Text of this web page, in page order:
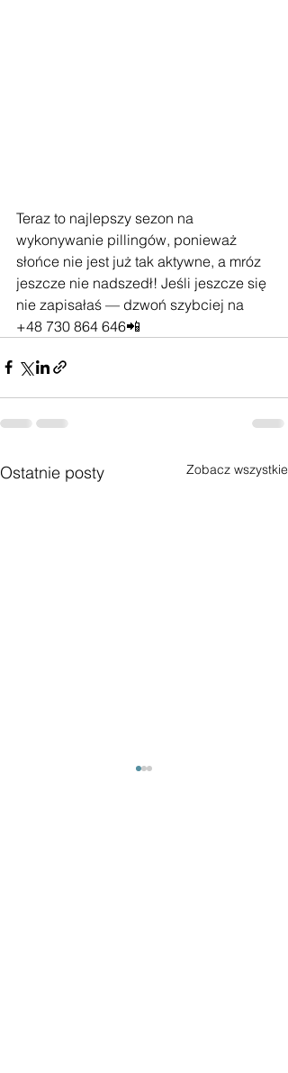
Teraz to najlepszy sezon na
wykonywanie pillingów, ponieważ
słońce nie jest już tak aktywne, a mróz
jeszcze nie nadszedł! Jeśli jeszcze się
nie zapisałaś — dzwoń szybciej na
+48 730 864 646📲
Ostatnie posty Zobacz wszystkie